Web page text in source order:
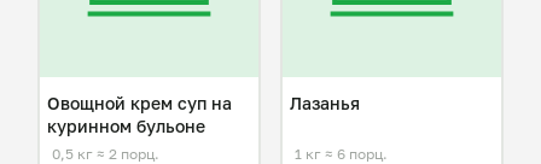
Овощной крем суп на
куринном бульоне
0,5 кг ≈ 2 порц.
Лазанья
1 кг ≈ 6 порц.